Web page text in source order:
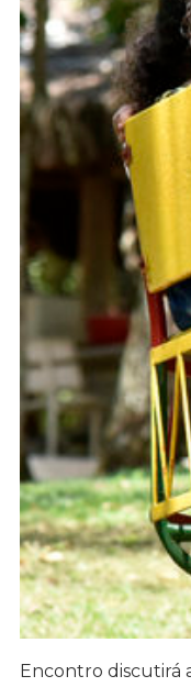
Encontro discutirá